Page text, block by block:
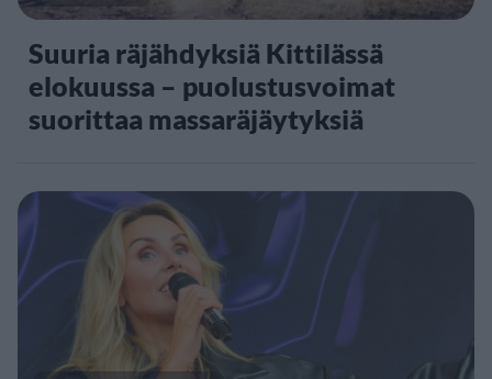
Suuria räjähdyksiä Kittilässä
elokuussa – puolustusvoimat
suorittaa massaräjäytyksiä